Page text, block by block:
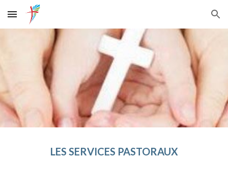
Skip to main content Skip to navigation
LES SERVICES PASTORAUX